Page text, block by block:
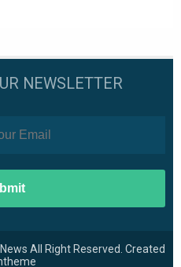
NEWSLETTER
All Right Reserved. Created